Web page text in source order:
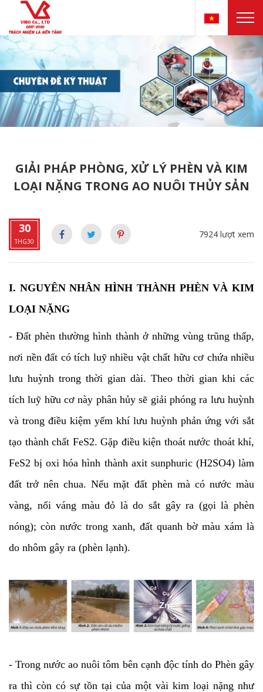
GIẢI PHÁP PHÒNG, XỬ LÝ PHÈN VÀ KIM
LOẠI NẶNG TRONG AO NUÔI THỦY SẢN
30
THG30
7924 lượt xem
I. NGUYÊN NHÂN HÌNH THÀNH PHÈN VÀ KIM
LOẠI NẶNG
- Đất phèn thường hình thành ở những vùng trũng thấp,
nơi nền đất có tích luỹ nhiều vật chất hữu cơ chứa nhiều
lưu huỳnh trong thời gian dài. Theo thời gian khi các
tích luỹ hữu cơ này phân hủy sẽ giải phóng ra lưu huỳnh
và trong điều kiệm yếm khí lưu huỳnh phản ứng với sắt
tạo thành chất FeS2. Gặp điều kiện thoát nước thoát khí,
FeS2 bị oxi hóa hình thành axit sunphuric (H2SO4) làm
đất trở nên chua. Nếu mặt đất phèn mà có nước màu
vàng, nổi váng màu đỏ là do sắt gây ra (gọi là phèn
nóng); còn nước trong xanh, đất quanh bờ màu xám là
do nhôm gây ra (phèn lạnh).
- Trong nước ao nuôi tôm bên cạnh độc tính do Phèn gây
ra thì còn có sự tồn tại của một vài kim loại nặng như